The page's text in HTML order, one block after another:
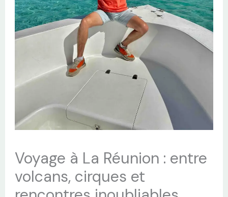
Voyage à La Réunion : entre
volcans, cirques et